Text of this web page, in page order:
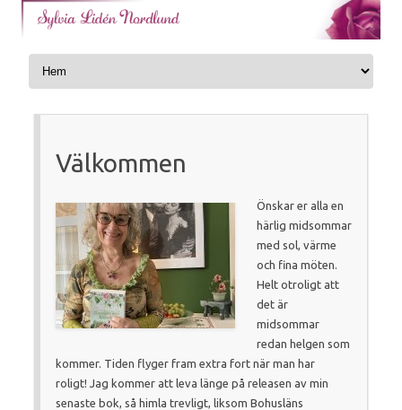
Skip to content
Välkommen
Önskar er alla en
härlig midsommar
med sol, värme
och fina möten.
Helt otroligt att
det är
midsommar
redan helgen som
kommer. Tiden flyger fram extra fort när man har
roligt! Jag kommer att leva länge på releasen av min
senaste bok, så himla trevligt, liksom Bohusläns